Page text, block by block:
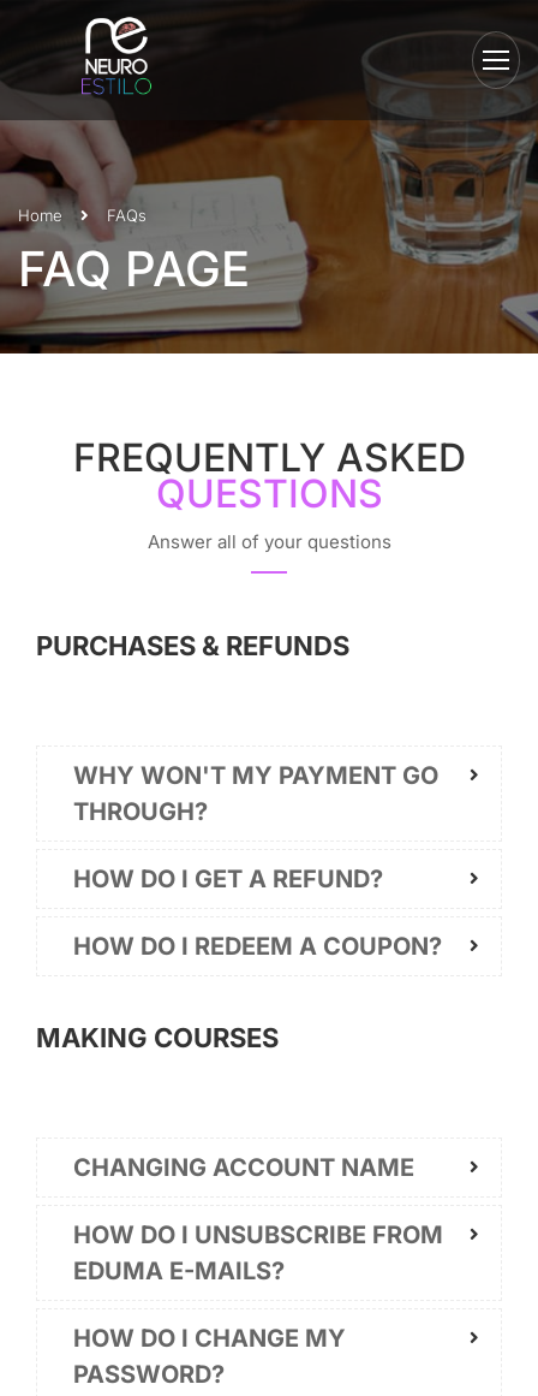
Home FAQs
FAQ PAGE
FREQUENTLY ASKED
QUESTIONS
Answer all of your questions
PURCHASES & REFUNDS
WHY WON'T MY PAYMENT GO
THROUGH?
HOW DO I GET A REFUND?
HOW DO I REDEEM A COUPON?
MAKING COURSES
CHANGING ACCOUNT NAME
HOW DO I UNSUBSCRIBE FROM
EDUMA E-MAILS?
HOW DO I CHANGE MY
PASSWORD?